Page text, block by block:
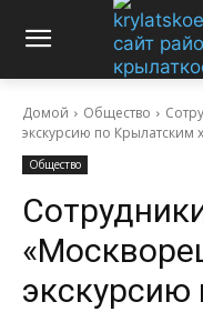
Домой Общество
экскурсию по Крылатским
Общество